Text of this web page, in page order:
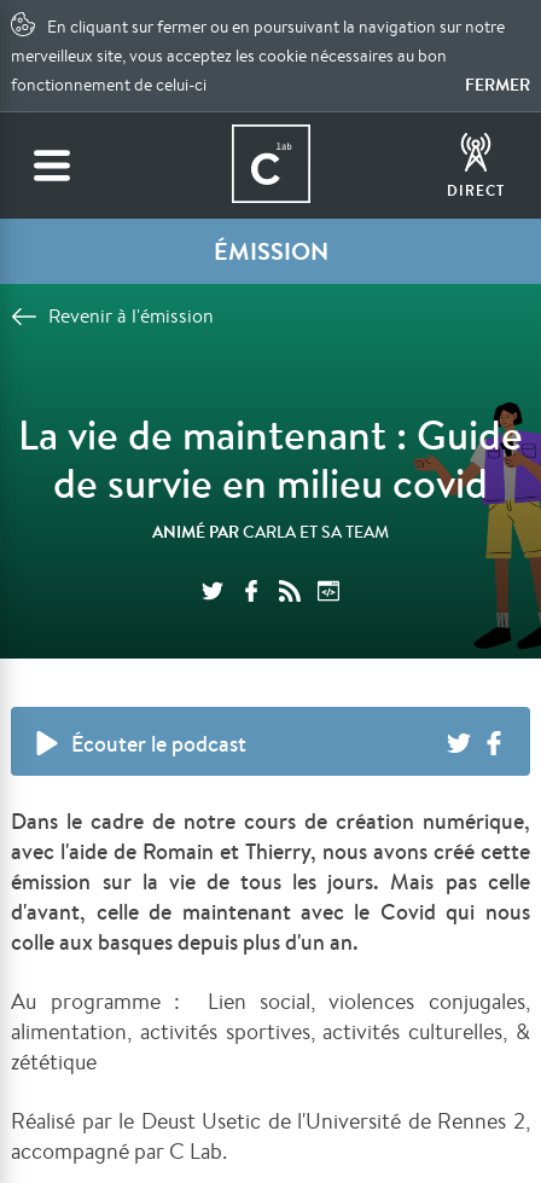
En cliquant sur fermer ou en poursuivant la navigation sur notre
merveilleux site, vous acceptez les cookie nécessaires au bon
fonctionnement de celui-ci
FERMER
DIRECT
ÉMISSION
Revenir à l'émission
La vie de maintenant : Guide
de survie en milieu covid
ANIMÉ PARCARLA ET SA TEAM
Écouter le podcast
Dans le cadre de notre cours de création numérique,
avec l'aide de Romain et Thierry, nous avons créé cette
émission sur la vie de tous les jours. Mais pas celle
d'avant, celle de maintenant avec le Covid qui nous
colle aux basques depuis plus d'un an.
Au programme :
Lien social, violences conjugales,
alimentation, activités sportives, activités culturelles, &
zététique
Réalisé par le Deust Usetic de l'Université de Rennes 2,
accompagné par C Lab.